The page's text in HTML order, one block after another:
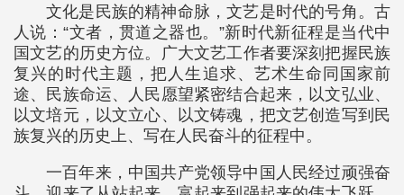
文化是民族的精神命脉，文艺是时代的号角。古
人说：“文者，贯道之器也。”新时代新征程是当代中
国文艺的历史方位。广大文艺工作者要深刻把握民族
复兴的时代主题，把人生追求、艺术生命同国家前
途、民族命运、人民愿望紧密结合起来，以文弘业、
以文培元，以文立心、以文铸魂，把文艺创造写到民
族复兴的历史上、写在人民奋斗的征程中。
一百年来，中国共产党领导中国人民经过顽强奋